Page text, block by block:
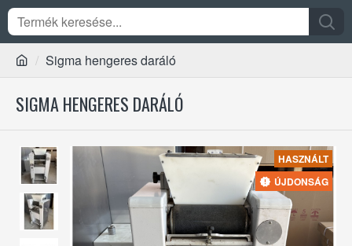
Sigma hengeres daráló
SIGMA HENGERES DARÁLÓ
HASZNÁLT
ÚJDONSÁG